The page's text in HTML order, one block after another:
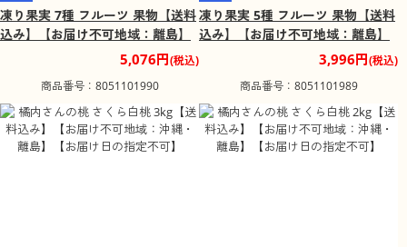
凍り果実 7種 フルーツ 果物【送料
込み】【お届け不可地域：離島】
5,076円(税込)
商品番号：8051101990
凍り果実 5種 フルーツ 果物【送料
込み】【お届け不可地域：離島】
3,996円(税込)
商品番号：8051101989